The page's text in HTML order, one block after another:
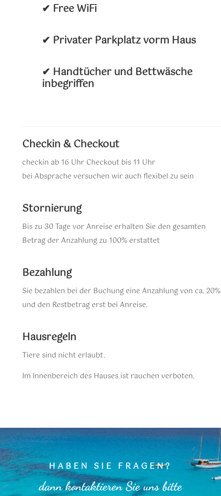
✔ Free WiFi
✔ Privater Parkplatz vorm Haus
✔ Handtücher und Bettwäsche
inbegriffen
Checkin & Checkout
checkin ab 16 Uhr Checkout bis 11 Uhr
bei Absprache versuchen wir auch flexibel zu sein
Stornierung
Bis zu 30 Tage vor Anreise erhalten Sie den gesamten
Betrag der Anzahlung zu 100% erstattet
Bezahlung
Sie bezahlen bei der Buchung eine Anzahlung von ca. 20%
und den Restbetrag erst bei Anreise.
Hausregeln
Tiere sind nicht erlaubt.
Im Innenbereich des Hauses ist rauchen verboten.
HABEN SIE FRAGEN?
dann kontaktieren Sie uns bitte